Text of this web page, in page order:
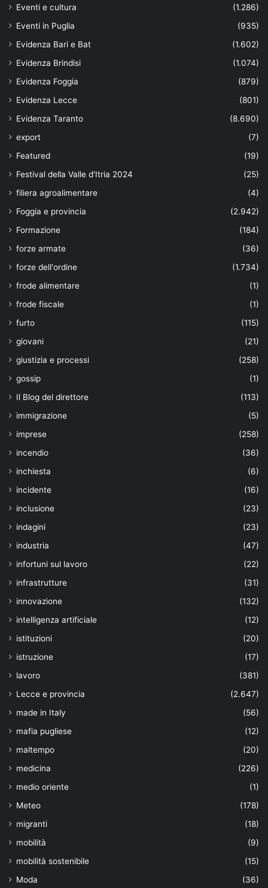
Eventi e cultura
(1.286)
Eventi in Puglia
(935)
Evidenza Bari e Bat
(1.602)
Evidenza Brindisi
(1.074)
Evidenza Foggia
(879)
Evidenza Lecce
(801)
Evidenza Taranto
(8.690)
export
(7)
Featured
(19)
Festival della Valle d'Itria 2024
(25)
filiera agroalimentare
(4)
Foggia e provincia
(2.942)
Formazione
(184)
forze armate
(36)
forze dell'ordine
(1.734)
frode alimentare
(1)
frode fiscale
(1)
furto
(115)
giovani
(21)
giustizia e processi
(258)
gossip
(1)
Il Blog del direttore
(113)
immigrazione
(5)
imprese
(258)
incendio
(36)
inchiesta
(6)
incidente
(16)
inclusione
(23)
indagini
(23)
industria
(47)
infortuni sul lavoro
(22)
infrastrutture
(31)
innovazione
(132)
intelligenza artificiale
(12)
istituzioni
(20)
istruzione
(17)
lavoro
(381)
Lecce e provincia
(2.647)
made in Italy
(56)
mafia pugliese
(12)
maltempo
(20)
medicina
(226)
medio oriente
(1)
Meteo
(178)
migranti
(18)
mobilità
(9)
mobilità sostenibile
(15)
Moda
(36)